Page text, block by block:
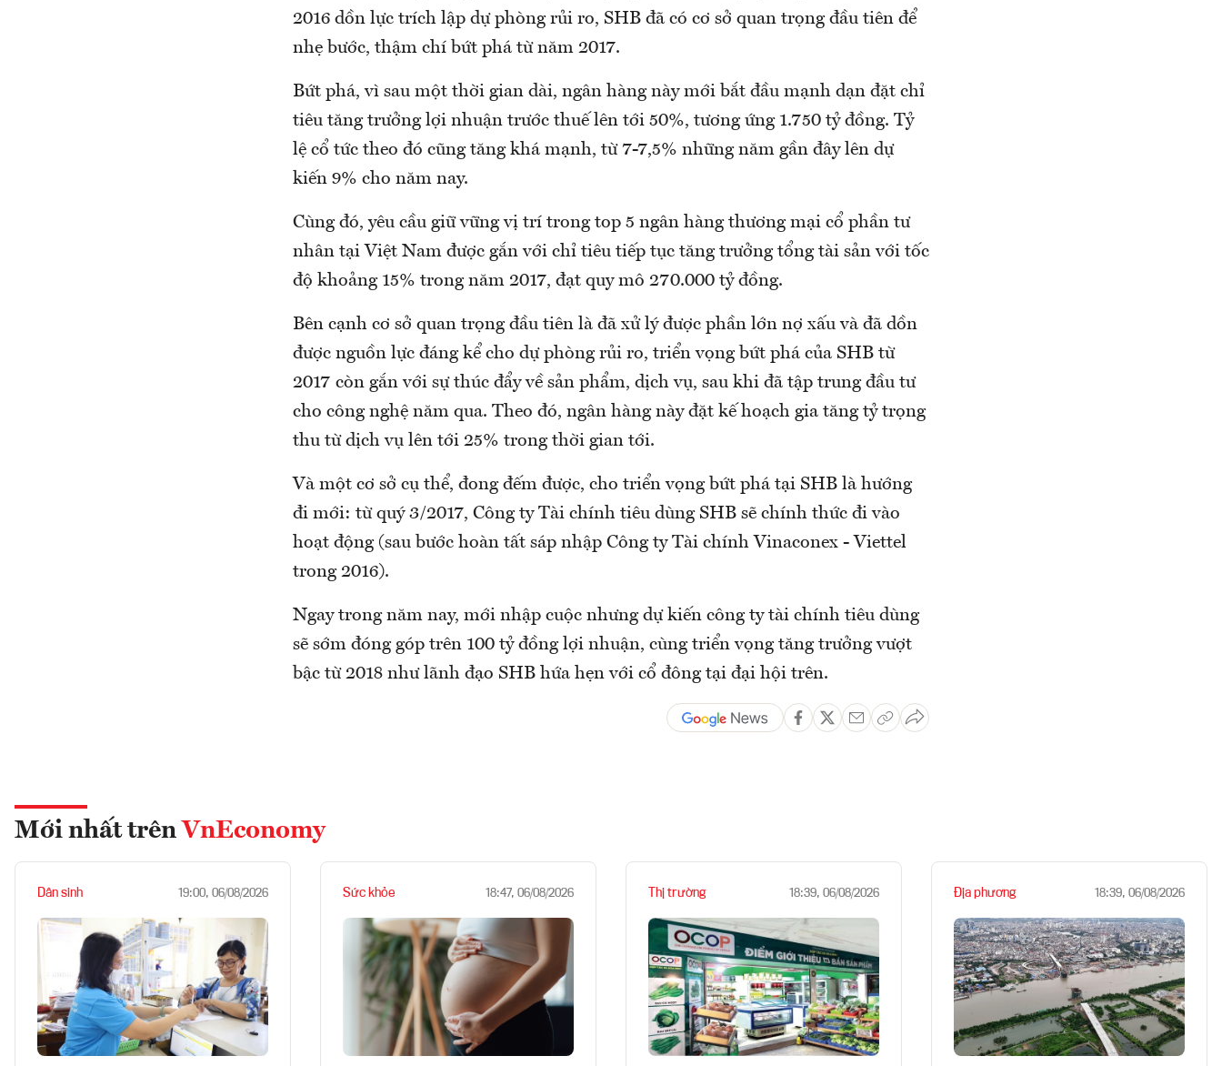
2016 dồn lực trích lập dự phòng rủi ro, SHB đã có cơ sở quan trọng đầu tiên để
nhẹ bước, thậm chí bứt phá từ năm 2017.
Bứt phá, vì sau một thời gian dài, ngân hàng này mới bắt đầu mạnh dạn đặt chỉ
tiêu tăng trưởng lợi nhuận trước thuế lên tới 50%, tương ứng 1.750 tỷ đồng. Tỷ
lệ cổ tức theo đó cũng tăng khá mạnh, từ 7-7,5% những năm gần đây lên dự
kiến 9% cho năm nay.
Cùng đó, yêu cầu giữ vững vị trí trong top 5 ngân hàng thương mại cổ phần tư
nhân tại Việt Nam được gắn với chỉ tiêu tiếp tục tăng trưởng tổng tài sản với tốc
độ khoảng 15% trong năm 2017, đạt quy mô 270.000 tỷ đồng.
Bên cạnh cơ sở quan trọng đầu tiên là đã xử lý được phần lớn nợ xấu và đã dồn
được nguồn lực đáng kể cho dự phòng rủi ro, triển vọng bứt phá của SHB từ
2017 còn gắn với sự thúc đẩy về sản phẩm, dịch vụ, sau khi đã tập trung đầu tư
cho công nghệ năm qua. Theo đó, ngân hàng này đặt kế hoạch gia tăng tỷ trọng
thu từ dịch vụ lên tới 25% trong thời gian tới.
Và một cơ sở cụ thể, đong đếm được, cho triển vọng bứt phá tại SHB là hướng
đi mới: từ quý 3/2017, Công ty Tài chính tiêu dùng SHB sẽ chính thức đi vào
hoạt động (sau bước hoàn tất sáp nhập Công ty Tài chính Vinaconex - Viettel
trong 2016).
Ngay trong năm nay, mới nhập cuộc nhưng dự kiến công ty tài chính tiêu dùng
sẽ sớm đóng góp trên 100 tỷ đồng lợi nhuận, cùng triển vọng tăng trưởng vượt
bậc từ 2018 như lãnh đạo SHB hứa hẹn với cổ đông tại đại hội trên.
Mới nhất trên VnEconomy
Dân sinh 19:00, 06/08/2026 Sức khỏe 18:47, 06/08/2026 Thị trường 18:39, 06/08/2026 Địa phương 18:39, 06/08/2026